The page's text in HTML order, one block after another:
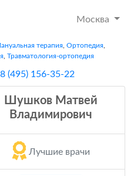
Москва
терапия Ортопедия
Травматология-ортопедия
8 (495) 156-35-22
Шушков Матвей
Владимирович
Лучшие врачи